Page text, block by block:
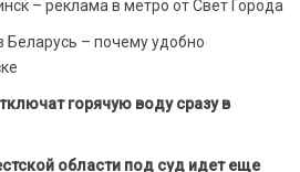
– реклама в метро от Свет Города
Беларусь – почему удобно
горячую воду сразу в
области под суд идет еще